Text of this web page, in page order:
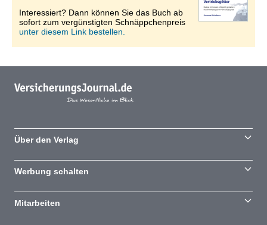
Interessiert? Dann können Sie das Buch ab
sofort zum vergünstigten Schnäppchenpreis
unter diesem Link bestellen.
Über den Verlag
Werbung schalten
Mitarbeiten